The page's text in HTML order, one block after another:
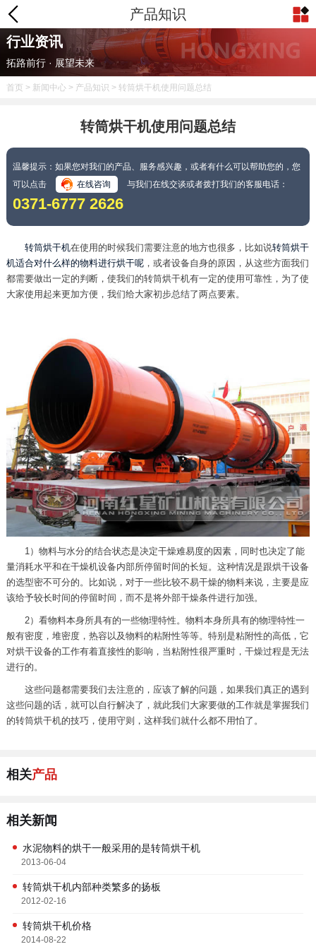
产品知识
行业资讯
拓路前行 · 展望未来
首页 > 新闻中心> 产品知识 > 转筒烘干机使用问题总结
转筒烘干机使用问题总结
温馨提示：如果您对我们的产品、服务感兴趣，或者有什么可以帮助您的，您
可以点击
在线咨询 与我们在线交谈或者拨打我们的客服电话：
0371-6777 2626
转筒烘干机在使用的时候我们需要注意的地方也很多，比如说转筒烘干
机适合对什么样的物料进行烘干呢，或者设备自身的原因，从这些方面我们
都需要做出一定的判断，使我们的转筒烘干机有一定的使用可靠性，为了使
大家使用起来更加方便，我们给大家初步总结了两点要素。
1）物料与水分的结合状态是决定干燥难易度的因素，同时也决定了能
量消耗水平和在干燥机设备内部所停留时间的长短。这种情况是跟烘干设备
的选型密不可分的。比如说，对于一些比较不易干燥的物料来说，主要是应
该给予较长时间的停留时间，而不是将外部干燥条件进行加强。
2）看物料本身所具有的一些物理特性。物料本身所具有的物理特性一
般有密度，堆密度，热容以及物料的粘附性等等。特别是粘附性的高低，它
对烘干设备的工作有着直接性的影响，当粘附性很严重时，干燥过程是无法
进行的。
这些问题都需要我们去注意的，应该了解的问题，如果我们真正的遇到
这些问题的话，就可以自行解决了，就此我们大家要做的工作就是掌握我们
的转筒烘干机的技巧，使用守则，这样我们就什么都不用怕了。
相关产品
相关新闻
水泥物料的烘干一般采用的是转筒烘干机
2013-06-04
转筒烘干机内部种类繁多的扬板
2012-02-16
转筒烘干机价格
2014-08-22